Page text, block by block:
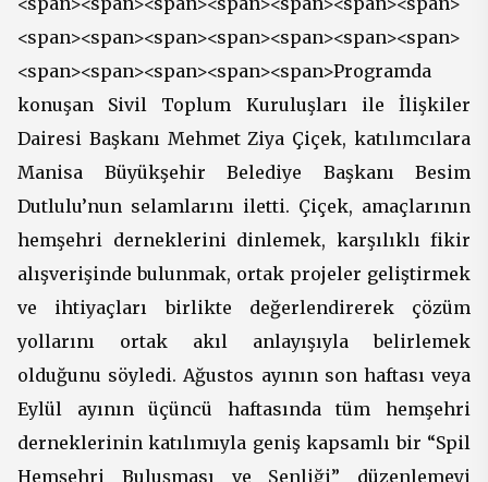
<span><span><span><span><span><span><span>
<span><span><span><span><span>Programda
konuşan Sivil Toplum Kuruluşları ile İlişkiler
Dairesi Başkanı Mehmet Ziya Çiçek, katılımcılara
Manisa Büyükşehir Belediye Başkanı Besim
Dutlulu’nun selamlarını iletti. Çiçek, amaçlarının
hemşehri derneklerini dinlemek, karşılıklı fikir
alışverişinde bulunmak, ortak projeler geliştirmek
ve ihtiyaçları birlikte değerlendirerek çözüm
yollarını ortak akıl anlayışıyla belirlemek
olduğunu söyledi. Ağustos ayının son haftası veya
Eylül ayının üçüncü haftasında tüm hemşehri
derneklerinin katılımıyla geniş kapsamlı bir “Spil
Hemşehri Buluşması ve Şenliği” düzenlemeyi